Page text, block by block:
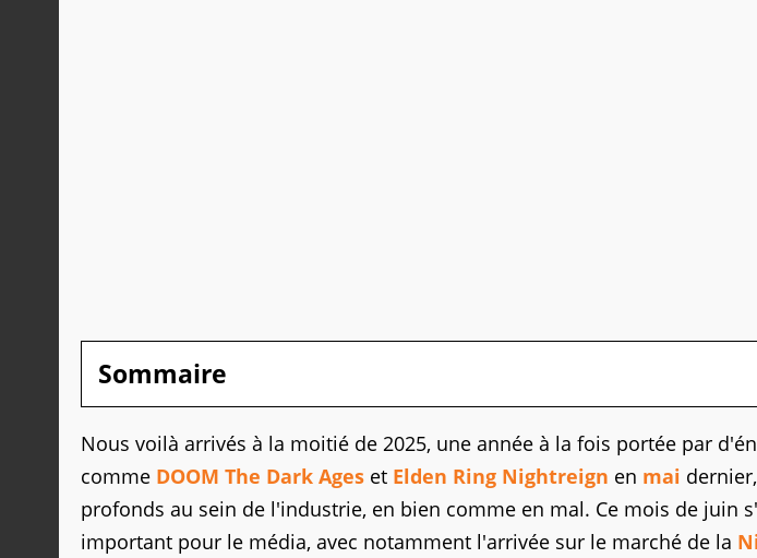
Sommaire
Nous voilà arrivés à la moitié de 2025, une année à la fois portée par
comme DOOM The Dark Ages et Elden Ring Nightreign en mai
profonds au sein de l'industrie, en bien comme en mal. Ce mois de juin
important pour le média, avec notamment l'arrivée sur le marché de la